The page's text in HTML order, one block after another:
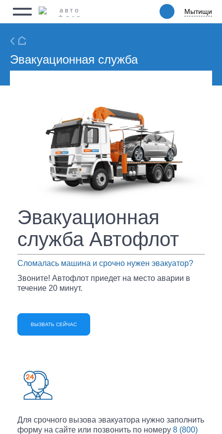
Мытищи
Автопарк
Контакты
Такси
Эвакуационная служба
Эвакуационная
служба Автофлот
Сломалась машина и срочно нужен эвакуатор?
Звоните! Автофлот приедет на место аварии в
течение 20 минут.
ВЫЗВАТЬ СЕЙЧАС
Для срочного вызова эвакуатора нужно заполнить
форму на сайте или позвонить по номеру 8 (800)